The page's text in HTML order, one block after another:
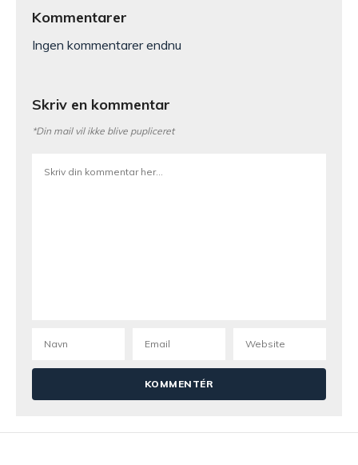
Kommentarer
Ingen kommentarer endnu
Skriv en kommentar
*Din mail vil ikke blive pupliceret